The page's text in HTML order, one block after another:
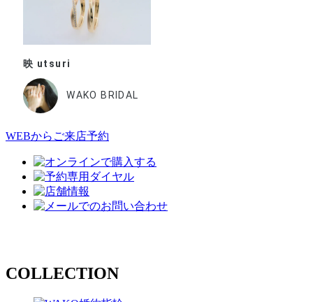
映 utsuri
WAKO BRIDAL
WEBからご来店予約
COLLECTION